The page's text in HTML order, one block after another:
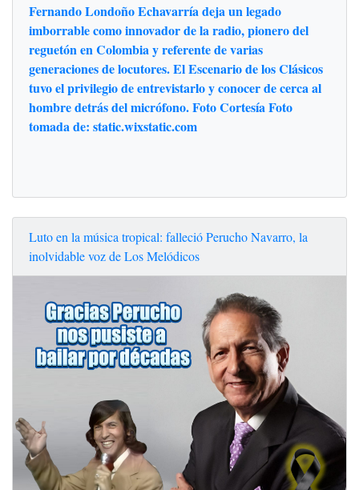
Fernando Londoño Echavarría deja un legado
imborrable como innovador de la radio, pionero del
reguetón en Colombia y referente de varias
generaciones de locutores. El Escenario de los Clásicos
tuvo el privilegio de entrevistarlo y conocer de cerca al
hombre detrás del micrófono. Foto Cortesía Foto
tomada de: static.wixstatic.com
Luto en la música tropical: falleció Perucho Navarro, la
inolvidable voz de Los Melódicos